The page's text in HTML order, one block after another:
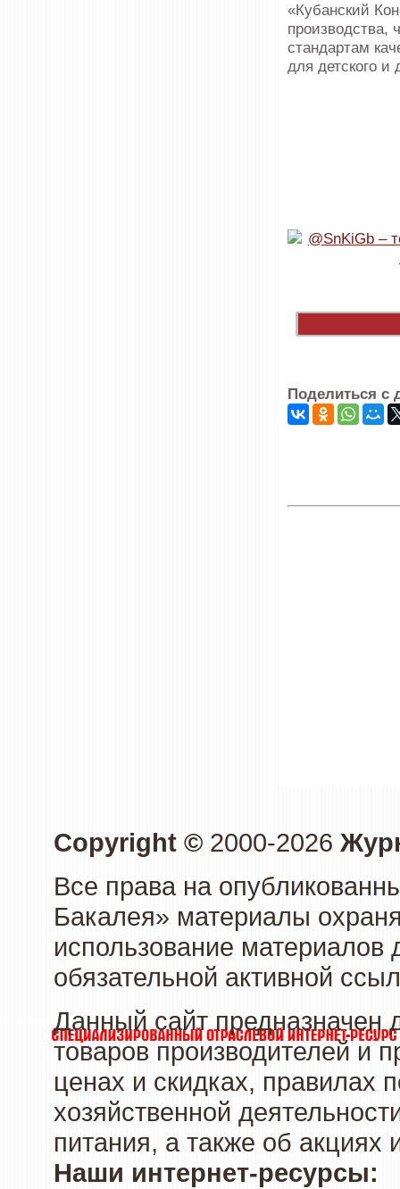
«Кубанский
производства,
стандартам
для детского и
Поделиться с
Copyright © 2000-2026
Все права на
Бакалея» материалы
использование материалов
обязательной активной
Данный сайт предназначен
товаров производителей и
ценах и скидках, правилах
хозяйственной
питания, а также об
Наши интернет-ресурсы: